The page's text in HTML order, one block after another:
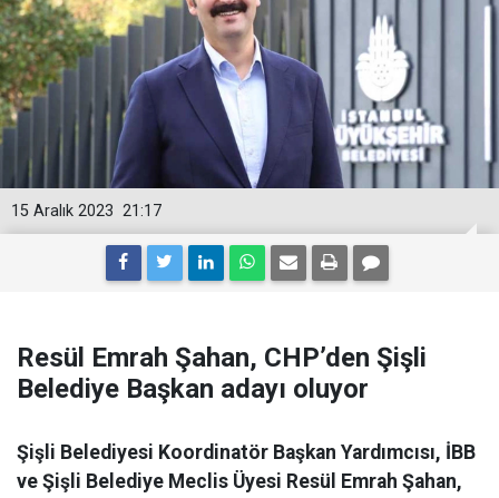
21:17
15 Aralık 2023
Resül Emrah Şahan, CHP’den Şişli
Belediye Başkan adayı oluyor
Şişli Belediyesi Koordinatör Başkan Yardımcısı, İBB
ve Şişli Belediye Meclis Üyesi Resül Emrah Şahan,